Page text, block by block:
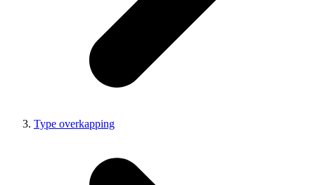
Type overkapping